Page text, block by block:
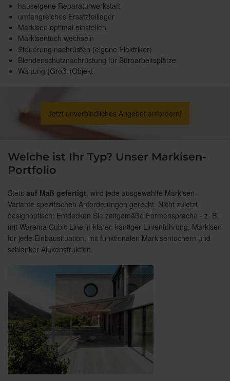
hauseigene Reparaturwerkstatt
umfangreiches Ersatzteillager
Markisen optimal einstellen
Markisentuch wechseln
Steuerung nachrüsten (eigene Elektriker)
Blendenschutznachrüstung für Büroarbeitsplätze
Wartung (Groß-)Objekt
Jetzt unverbindliches Angebot anfordern!
Welche ist Ihr Typ? Unser Markisen-
Portfolio
Stets auf Maß gefertigt, wird jede ausgewählte Markisen-
Variante spezifischen Anforderungen gerecht. Nicht zuletzt
designoptisch: Entdecken Sie zeitgemäße Formensprache - z. B.
mit Warema Cubic Line in klarer, kantiger Linienführung, Markisen
für jede Einbausituation, mit funktionalen Markisentüchern und
schlanker Alukonstruktion.